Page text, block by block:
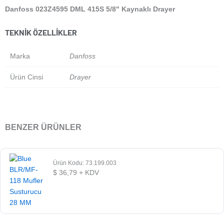
Danfoss 023Z4595 DML 415S 5/8" Kaynaklı Drayer
TEKNIK ÖZELLIKLER
Marka Danfoss
Ürün Cinsi Drayer
BENZER ÜRÜNLER
Ürün Kodu: 73.199.003
$ 36,79 + KDV